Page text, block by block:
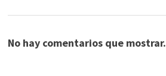
No hay comentarios que mostrar.